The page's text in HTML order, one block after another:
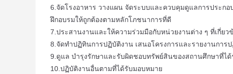
6.จัดโรงอาหาร วางแผน จัดระบบและควบคุมดูแลการประก
ฝึกอบรมให้ถูกต้องตามหลักโภชนาการที่ดี
7.ประสานงานและให้ความร่วมมือกับหน่วยงานต่าง ๆ ที่เกี่ย
8.จัดทำปฏิทินการปฏิบัติงาน เสนอโครงการและรายงานกา
9.ดูแล บำรุงรักษาและรับผิดชอบทรัพย์สินของสถานศึกษาที่ไ
10.ปฏิบัติงานอื่นตามที่ได้รับมอบหมาย